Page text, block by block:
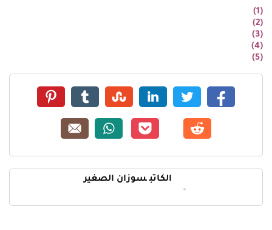
(1)
(2)
(3)
(4)
(5)
الكاتب سوزان الصغير